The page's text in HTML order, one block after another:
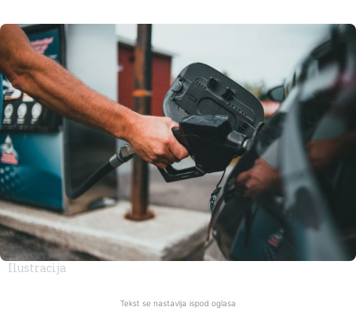
Ilustracija
Tekst se nastavlja ispod oglasa